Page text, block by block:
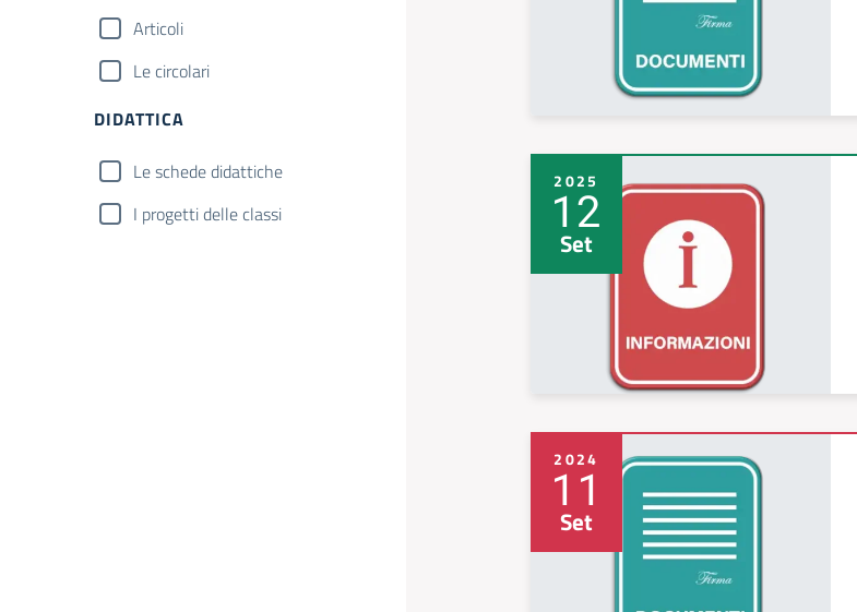
Articoli
Le circolari
DIDATTICA
Le schede didattiche
I progetti delle classi
2025
12
Set
2024
11
Set